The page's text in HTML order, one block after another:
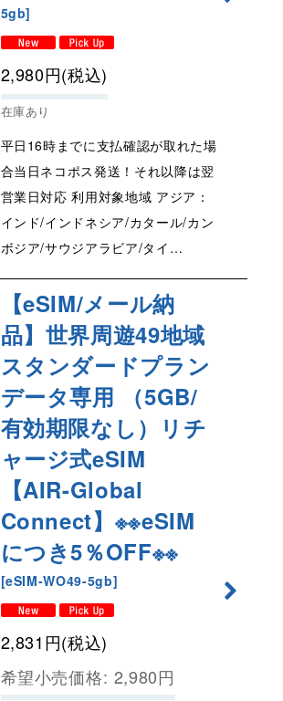
5gb]
2,980円(税込)
在庫あり
平日16時までに支払確認が取れた場
合当日ネコポス発送！それ以降は翌
営業日対応 利用対象地域 アジア：
インド/インドネシア/カタール/カン
ボジア/サウジアラビア/タイ…
【eSIM/メール納
品】世界周遊49地域
スタンダードプラン
データ専用 （5GB/
有効期限なし）リチ
ャージ式eSIM
【AIR-Global
Connect】※※eSIM
につき5％OFF※※
[eSIM-WO49-5gb]
2,831円(税込)
希望小売価格: 2,980円